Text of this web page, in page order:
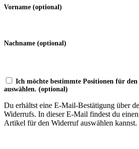
Vorname (optional)
Nachname (optional)
Ich möchte bestimmte Positionen für
auswählen. (optional)
Du erhältst eine E-Mail-Bestätigung über
Widerrufs. In dieser E-Mail findest du
Artikel für den Widerruf auswählen kannst.